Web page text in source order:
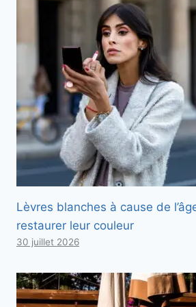
Lèvres blanches à cause de
restaurer leur couleur
30 juillet 2026